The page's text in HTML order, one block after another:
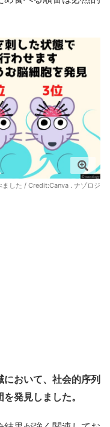
ました / Credit:Canva . ナゾロジ
において、社会的序列
発見しました。